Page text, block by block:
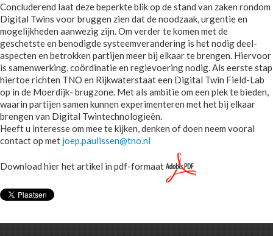
Concluderend laat deze beperkte blik op de stand van zaken rondom
Digital Twins voor bruggen zien dat de noodzaak, urgentie en
mogelijkheden aanwezig zijn. Om verder te komen met de
geschetste en benodigde systeemverandering is het nodig deel-
aspecten en betrokken partijen meer bij elkaar te brengen. Hiervoor
is samenwerking, coördinatie en regievoering nodig. Als eerste stap
hiertoe richten TNO en Rijkwaterstaat een Digital Twin Field-Lab
op in de Moerdijk- brugzone. Met als ambitie om een plek te bieden,
waarin partijen samen kunnen experimenteren met het bij elkaar
brengen van Digital Twintechnologieën.
Heeft u interesse om mee te kijken, denken of doen neem vooral
contact op met joep.paulissen@tno.nl
Download hier het artikel in pdf-formaat